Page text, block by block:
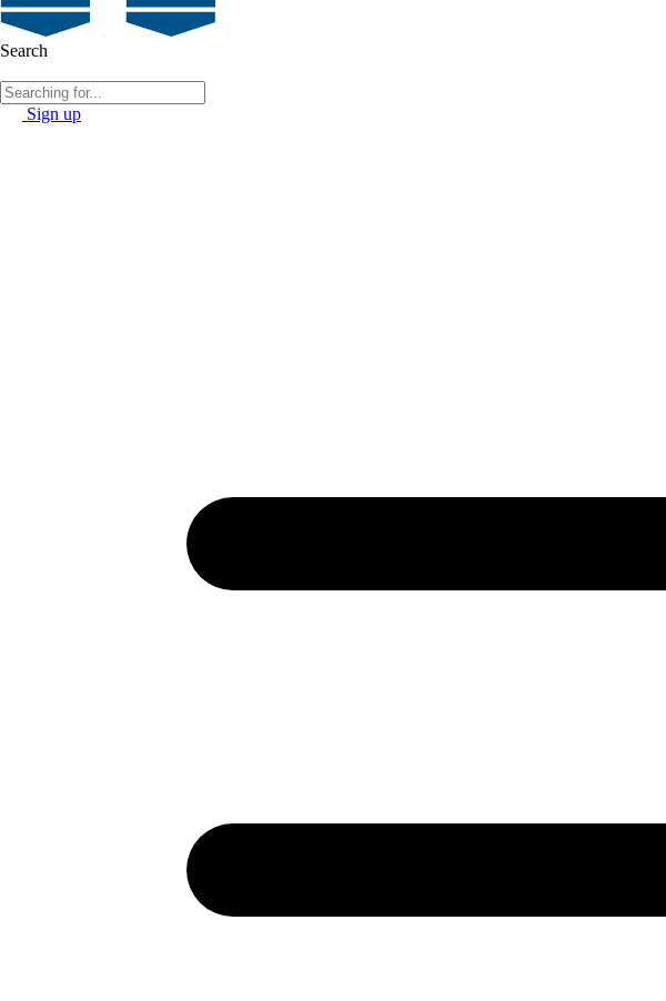
Search
Sign up